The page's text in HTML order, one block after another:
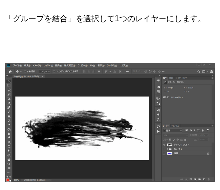
「グループを結合」を選択して1つのレイヤーにします。